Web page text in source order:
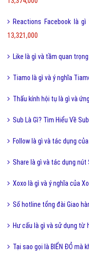
Reactions Facebook là
13,321,000
Like là gì và tầm quan
Tiamo là gì và ý nghĩa
Thấu kính hội tụ là gì và
Sub Là Gì? Tìm Hiểu Về
Follow là gì và tác dụng
Share là gì và tác dụng
Xoxo là gì và ý nghĩa của
Số hotline tổng đài Giao
Hư cấu là gì và sử dụng từ
Tại sao gọi là BIỂN ĐỎ mà